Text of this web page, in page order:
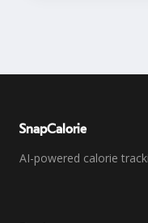
SnapCalorie
AI-powered calorie